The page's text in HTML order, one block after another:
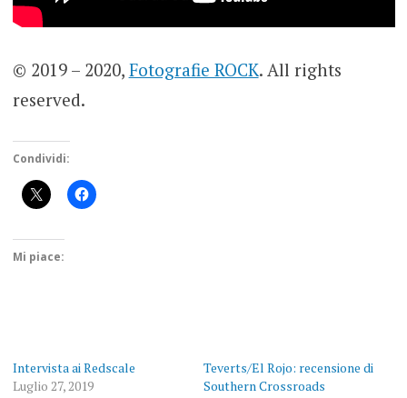
© 2019 – 2020, Fotografie ROCK. All rights
reserved.
Condividi:
Mi piace:
Intervista ai Redscale
Luglio 27, 2019
Teverts/El Rojo: recensione di
Southern Crossroads